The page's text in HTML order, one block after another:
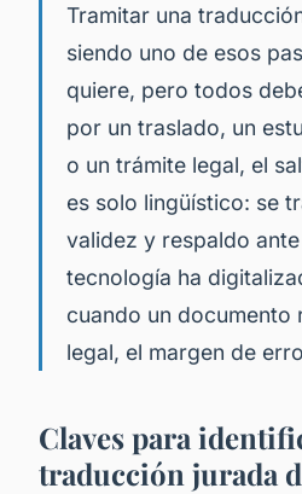
Tramitar una
siendo uno de esos
quiere, pero todos
por un traslado, un
o un trámite legal, el
es solo lingüístico: se
validez y respaldo
tecnología ha
cuando un documento
legal, el margen de
Claves para
traducción jurada